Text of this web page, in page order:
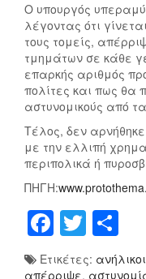
Ο υπουργός
λέγοντας ότι
τους τομείς,
τμημάτων σε κάθε
επαρκής αριθμός
πολίτες και πως θα
αστυνομικούς από
Τέλος, δεν
με την ελλιπή
περιπολικά ή
ΠΗΓΗ:
F
a
T
wi οι
Ετικέτες: ανήλικοι
απέρριψε,